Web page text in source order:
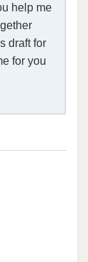
help me
draft for
for you